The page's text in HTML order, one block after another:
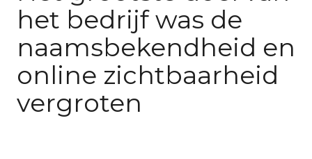
het bedrijf was de
naamsbekendheid en
online zichtbaarheid
vergroten